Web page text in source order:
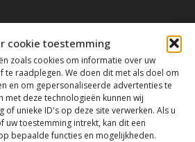
cookie toestemming
zoals cookies om informatie over uw
te raadplegen. We doen dit met als doel om
en om gepersonaliseerde advertenties te
met deze technologieën kunnen wij
of unieke ID's op deze site verwerken. Als u
uw toestemming intrekt, kan dit een
bepaalde functies en mogelijkheden.